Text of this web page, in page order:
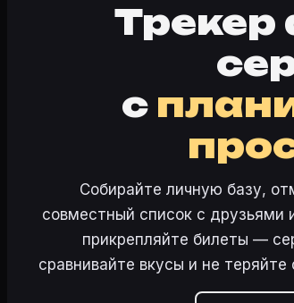
с
Собирайте личную базу,
совместный список с друзьями
прикрепляйте билеты —
сравнивайте вкусы и не